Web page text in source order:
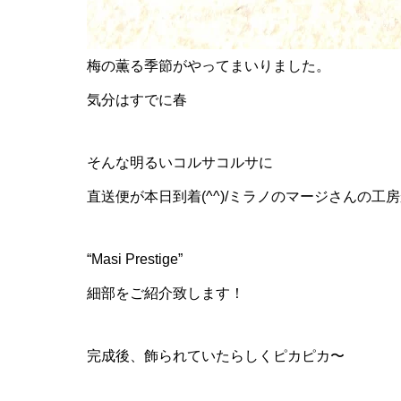
梅の薫る季節がやってまいりました。
気分はすでに春
そんな明るいコルサコルサに
直送便が本日到着(^^)/ミラノのマージさんの工
“Masi Prestige”
細部をご紹介致します！
完成後、飾られていたらしくピカピカ〜